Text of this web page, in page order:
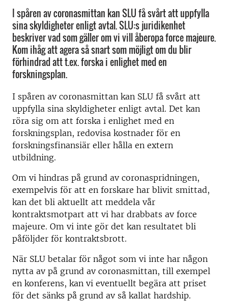
I spåren av coronasmittan kan SLU få svårt att uppfylla
sina skyldigheter enligt avtal. SLU:s juridikenhet
beskriver vad som gäller om vi vill åberopa force majeure.
Kom ihåg att agera så snart som möjligt om du blir
förhindrad att t.ex. forska i enlighet med en
forskningsplan.
I spåren av coronasmittan kan SLU få svårt att
uppfylla sina skyldigheter enligt avtal. Det kan
röra sig om att forska i enlighet med en
forskningsplan, redovisa kostnader för en
forskningsfinansiär eller hålla en extern
utbildning.
Om vi hindras på grund av coronaspridningen,
exempelvis för att en forskare har blivit smittad,
kan det bli aktuellt att meddela vår
kontraktsmotpart att vi har drabbats av force
majeure. Om vi inte gör det kan resultatet bli
påföljder för kontraktsbrott.
När SLU betalar för något som vi inte har någon
nytta av på grund av coronasmittan, till exempel
en konferens, kan vi eventuellt begära att priset
för det sänks på grund av så kallat hardship.